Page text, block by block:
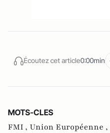
Écoutez cet article0:00min
MOTS-CLES
FMI , Union Européenne ,